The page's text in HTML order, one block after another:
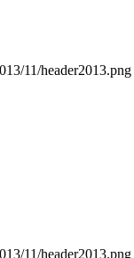
11/header2013.png
11/header2013.png